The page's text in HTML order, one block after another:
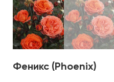
Феникс (Phoenix)